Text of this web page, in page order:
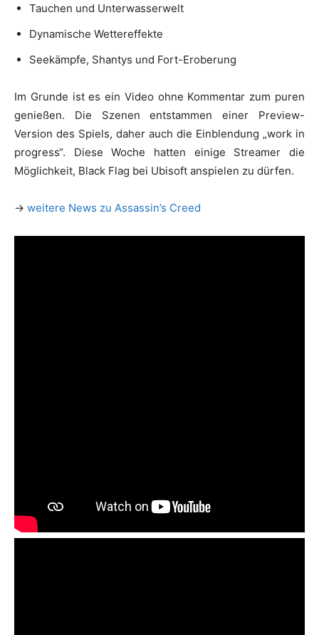
Tauchen und Unterwasserwelt
Dynamische Wettereffekte
Seekämpfe, Shantys und Fort-Eroberung
Im Grunde ist es ein Video ohne Kommentar zum puren
genießen. Die Szenen entstammen einer Preview-
Version des Spiels, daher auch die Einblendung „work in
progress“. Diese Woche hatten einige Streamer die
Möglichkeit, Black Flag bei Ubisoft anspielen zu dürfen.
→ weitere News zu Assassin’s Creed